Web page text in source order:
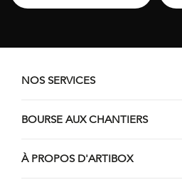
NOS SERVICES
BOURSE AUX CHANTIERS
À PROPOS D'ARTIBOX